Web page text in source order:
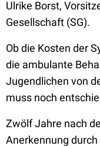
Ulrike Borst,
Gesellschaft (SG).
Ob die Kosten der
die ambulante
Jugendlichen von
muss noch
Zwölf Jahre nach
Anerkennung